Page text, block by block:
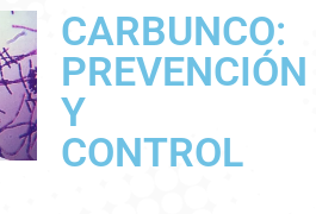
CARBUNCO:
PREVENCIÓN
Y
CONTROL